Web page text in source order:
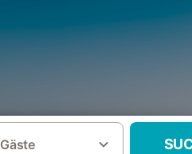
Gäste